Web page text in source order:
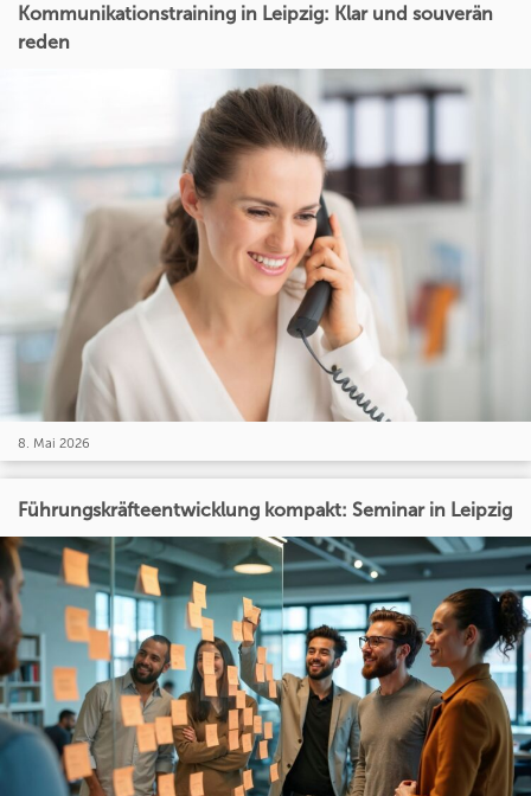
Kommunikationstraining in Leipzig: Klar und souverän
reden
8. Mai 2026
Führungskräfteentwicklung kompakt: Seminar in Leipzig